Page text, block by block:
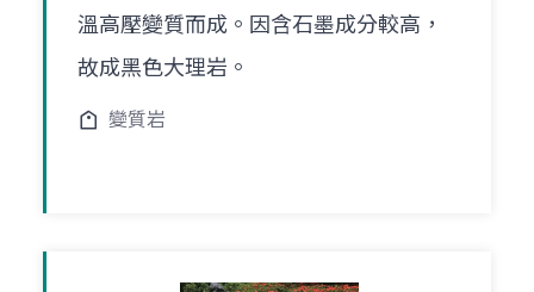
溫高壓變質而成。因含石墨成分較高，
故成黑色大理岩。
變質岩